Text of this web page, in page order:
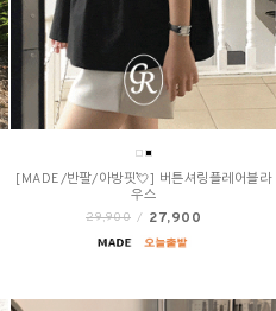
[MADE/반팔/아방핏💘] 버튼셔링플레어블라
우스
29,900 / 27,900